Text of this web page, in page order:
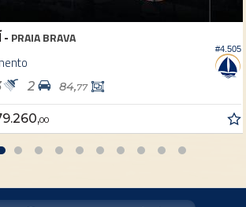
BRAVA
84,77
00